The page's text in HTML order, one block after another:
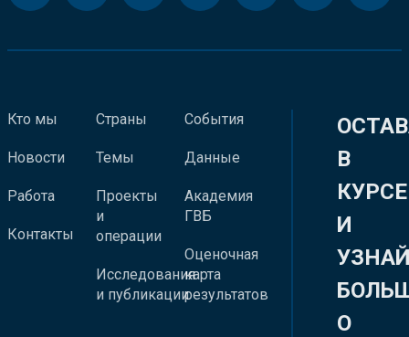
Кто мы
Новости
Работа
Контакты
Страны
Темы
Проекты
и
операции
Исследования
и публикации
События
Данные
Академия
ГВБ
Оценочная
карта
результатов
В
КУРСЕ
И
О